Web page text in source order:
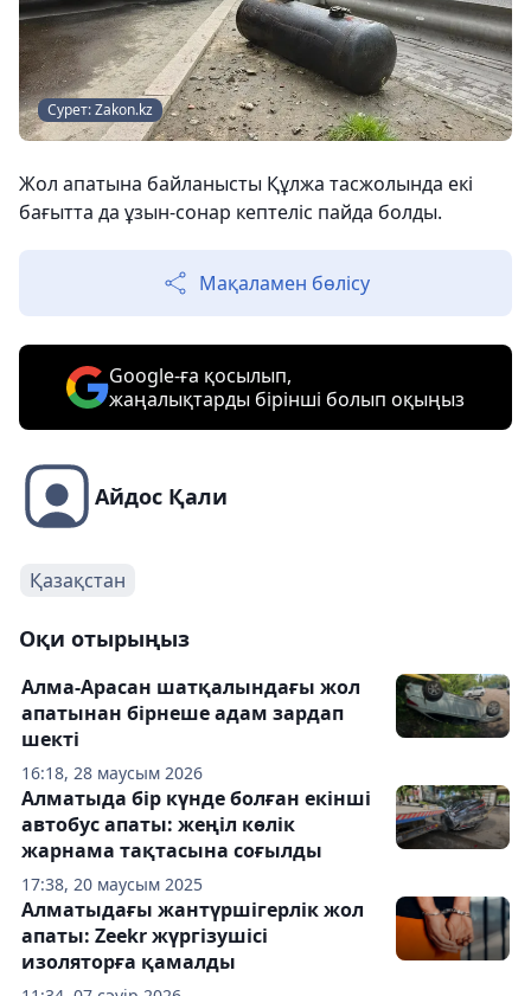
Сурет: Zakon.kz
Жол апатына байланысты Құлжа тасжолында екі
бағытта да ұзын-сонар кептеліс пайда болды.
Мақаламен бөлісу
Google-ға қосылып,
жаңалықтарды бірінші болып оқыңыз
Айдос Қали
Қазақстан
Оқи отырыңыз
16:18, 28 маусым 2026
Алма-Арасан шатқалындағы жол
апатынан бірнеше адам зардап
шекті
17:38, 20 маусым 2025
Алматыда бір күнде болған екінші
автобус апаты: жеңіл көлік
жарнама тақтасына соғылды
Алматыдағы жантүршігерлік жол
апаты: Zeekr жүргізушісі
изоляторға қамалды